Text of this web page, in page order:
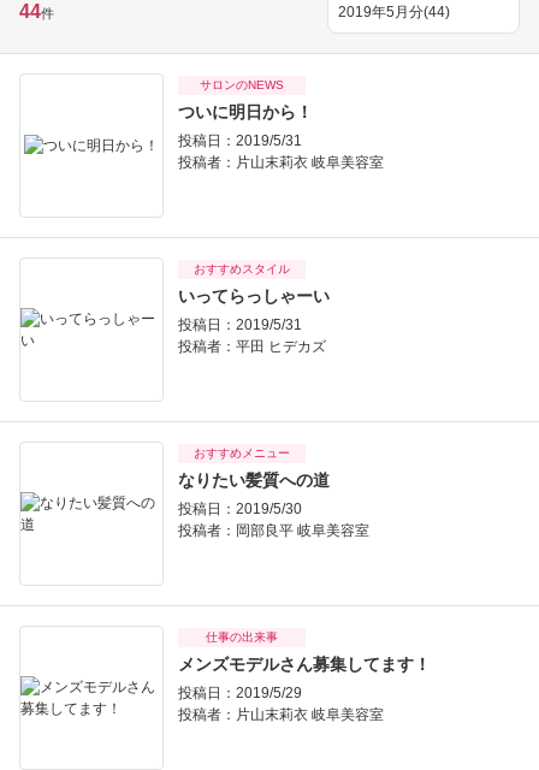
44件
サロンのNEWS
ついに明日から！
投稿日：2019/5/31
投稿者： 片山末莉衣 岐阜美容室
おすすめスタイル
いってらっしゃーい
投稿日：2019/5/31
投稿者： 平田 ヒデカズ
おすすめメニュー
なりたい髪質への道
投稿日：2019/5/30
投稿者： 岡部良平 岐阜美容室
仕事の出来事
メンズモデルさん募集してます！
投稿日：2019/5/29
投稿者： 片山末莉衣 岐阜美容室